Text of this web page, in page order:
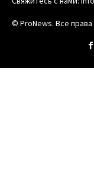
© ProNews. Все